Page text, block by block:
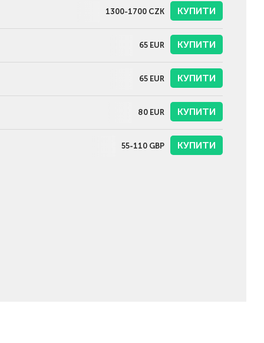
1300-1700 CZK КУПИТИ
65 EUR КУПИТИ
65 EUR КУПИТИ
80 EUR КУПИТИ
55-110 GBP КУПИТИ